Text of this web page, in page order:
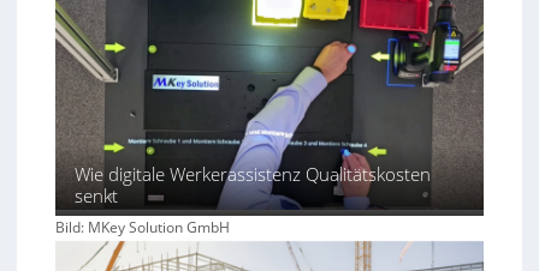
Wie digitale Werkerassistenz Qualitätskosten
senkt
Bild: MKey Solution GmbH